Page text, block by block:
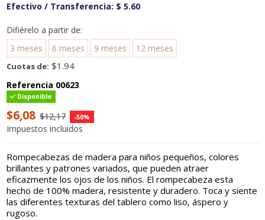
Efectivo / Transferencia: $ 5.60
Difiérelo a partir de:
3 meses
6 meses 9 meses 12 meses
Cuotas de: $1.94
Referencia 00623
Disponible
$6,08 $12,17 -50%
Impuestos incluidos
Rompecabezas de madera para niños pequeños, colores
brillantes y patrones variados, que pueden atraer
eficazmente los ojos de los niños. El rompecabeza esta
hecho de 100% madera, resistente y duradero. Toca y siente
las diferentes texturas del tablero como liso, áspero y
rugoso.